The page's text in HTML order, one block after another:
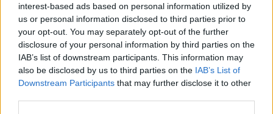
interest-based ads based on personal information utilized by
us or personal information disclosed to third parties prior to
your opt-out. You may separately opt-out of the further
disclosure of your personal information by third parties on the
IAB’s list of downstream participants. This information may
also be disclosed by us to third parties on the IAB’s List of
Downstream Participants that may further disclose it to other